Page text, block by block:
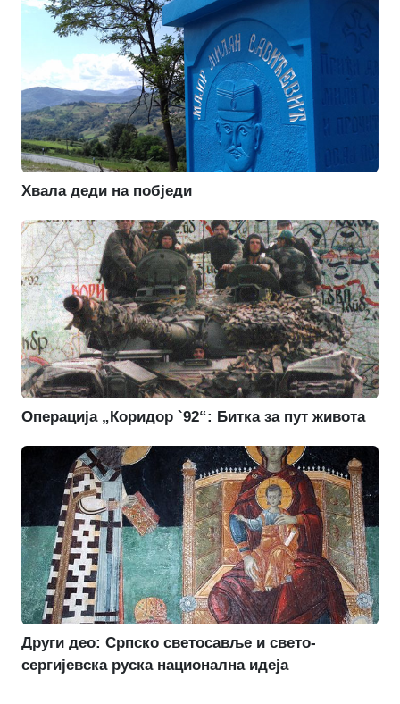
Хвала деди на побједи
Операција „Коридор `92“: Битка за пут живота
Други део: Српско светосавље и свето-
сергијевска руска национална идеја